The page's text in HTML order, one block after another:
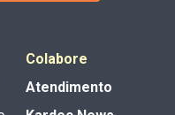
Colabore
Atendimento